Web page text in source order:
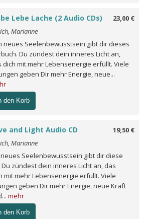
23,00 €
Lebe Lache (2 Audio CDs)
Marianne
neues Seelenbewusstsein gibt dir dieses
Du zündest dein inneres Licht an,
dich mit mehr Lebensenergie erfüllt. Viele
geben Dir mehr Energie, neue...
den Korb
19,50 €
and Light Audio CD
Marianne
neues Seelenbewusstsein gibt dir diese
Du zündest dein inneres Licht an, das
mit mehr Lebensenergie erfüllt. Viele
geben Dir mehr Energie, neue Kraft
mehr
den Korb